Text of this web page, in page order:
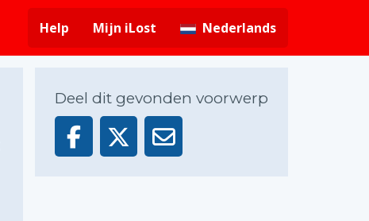
Help Mijn iLost Nederlands
Deel dit gevonden voorwerp